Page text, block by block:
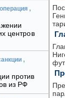
,
центров
,
против
из РФ